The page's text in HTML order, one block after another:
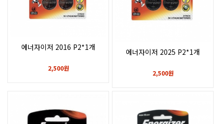
에너자이저 2016 P2*1개
2,500원
에너자이저 2025 P2*1개
2,500원